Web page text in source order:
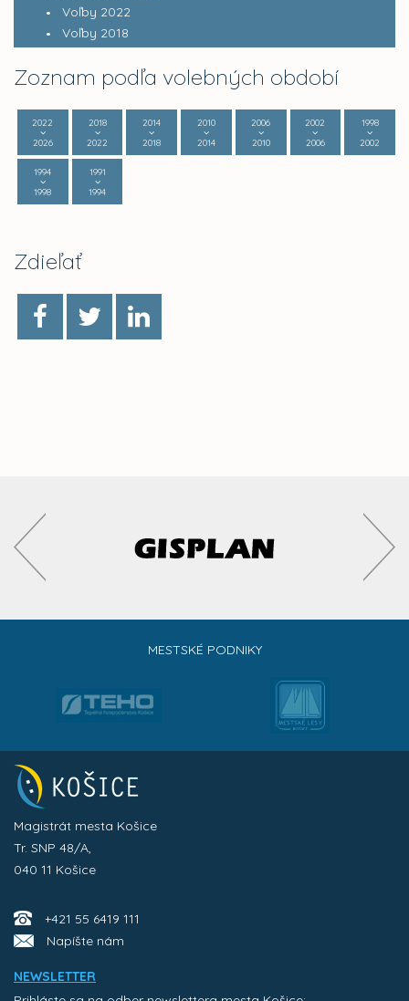
Voľby 2022
Voľby 2018
Zoznam podľa volebných období
2022
2026
2018
2022
2014
2018
2010
2014
2006
2010
2002
2006
1998
2002
1994
1998
1991
1994
Zdieľať
MESTSKÉ PODNIKY
Magistrát mesta Košice
Tr. SNP 48/A,
040 11 Košice
+421 55 6419 111
Napíšte nám
NEWSLETTER